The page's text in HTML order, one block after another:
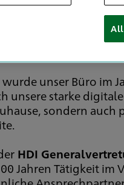
unser Büro im
unsere starke
sondern
HDI
Jahren Tätigkeit im